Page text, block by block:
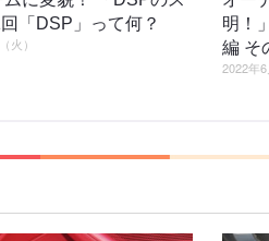
「DSP」って何？
火）
明！
編 そ
2022年6